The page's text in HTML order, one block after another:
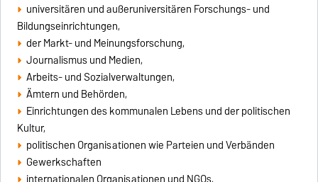
universitären und außeruniversitären Forschungs- und
Bildungseinrichtungen,
der Markt- und Meinungsforschung,
Journalismus und Medien,
Arbeits- und Sozialverwaltungen,
Ämtern und Behörden,
Einrichtungen des kommunalen Lebens und der politischen
Kultur,
politischen Organisationen wie Parteien und Verbänden
Gewerkschaften